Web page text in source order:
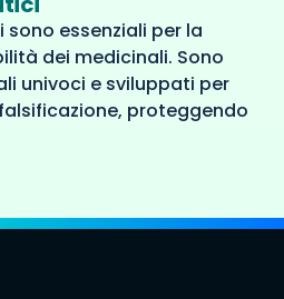
essenziali per la
dei medicinali. Sono
univoci e sviluppati per
proteggendo